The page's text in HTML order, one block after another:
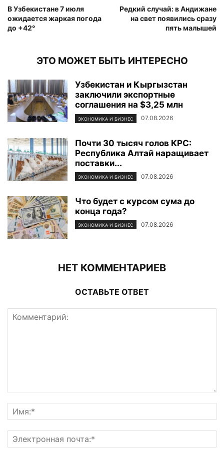
В Узбекистане 7 июля
ожидается жаркая погода
до +42°
Редкий случай: в Андижане
на свет появились сразу
пять малышей
ЭТО МОЖЕТ БЫТЬ ИНТЕРЕСНО
Узбекистан и Кыргызстан
заключили экспортные
соглашения на $3,25 млн
ЭКОНОМИКА И БИЗНЕС 07.08.2026
Почти 30 тысяч голов КРС:
Республика Алтай наращивает
поставки...
ЭКОНОМИКА И БИЗНЕС 07.08.2026
Что будет с курсом сума до
конца года?
ЭКОНОМИКА И БИЗНЕС 07.08.2026
НЕТ КОММЕНТАРИЕВ
ОСТАВЬТЕ ОТВЕТ